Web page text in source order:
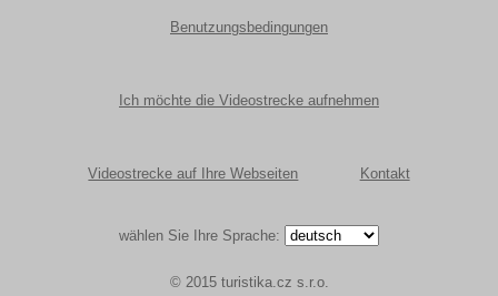
Benutzungsbedingungen
Ich möchte die Videostrecke aufnehmen
Videostrecke auf Ihre Webseiten Kontakt
wählen Sie Ihre Sprache:
© 2015 turistika.cz s.r.o.